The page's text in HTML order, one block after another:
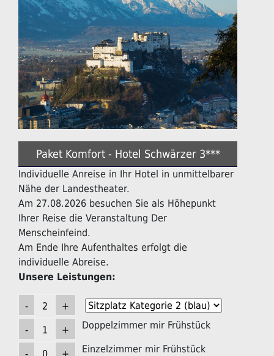
Paket Komfort - Hotel Schwärzer 3***
Individuelle Anreise in Ihr Hotel in unmittelbarer
Nähe der Landestheater.
Am 27.08.2026 besuchen Sie als Höhepunkt
Ihrer Reise die Veranstaltung Der
Menscheinfeind.
Am Ende Ihre Aufenthaltes erfolgt die
individuelle Abreise.
Unsere Leistungen:
Doppelzimmer mir Frühstück
Einzelzimmer mir Frühstück